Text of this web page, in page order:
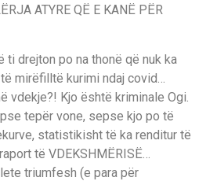
ATYRE QË E KANË PËR
ti drejton po na thonë që nuk ka
mirëfilltë kurimi ndaj covid…
vdekje?! Kjo është kriminale Ogi.
tepër vone, sepse kjo po të
statistikisht të ka renditur të
të VDEKSHMËRISË…
triumfesh (e para për